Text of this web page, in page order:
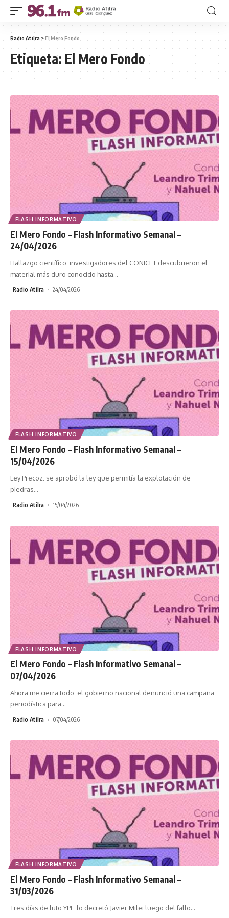
Radio Atilra >El Mero Fondo
Etiqueta:El Mero Fondo
FLASH INFORMATIVO
El Mero Fondo – Flash Informativo Semanal –
24/04/2026
Hallazgo científico: investigadores del CONICET descubrieron el
material más duro conocido hasta…
Radio Atilra 24/04/2026
FLASH INFORMATIVO
El Mero Fondo – Flash Informativo Semanal –
15/04/2026
Ley Precoz: se aprobó la ley que permitía la explotación de
piedras…
Radio Atilra 15/04/2026
FLASH INFORMATIVO
El Mero Fondo – Flash Informativo Semanal –
07/04/2026
Ahora me cierra todo: el gobierno nacional denunció una campaña
periodística para…
Radio Atilra 07/04/2026
FLASH INFORMATIVO
El Mero Fondo – Flash Informativo Semanal –
31/03/2026
Tres días de luto YPF: lo decretó Javier Milei luego del fallo…